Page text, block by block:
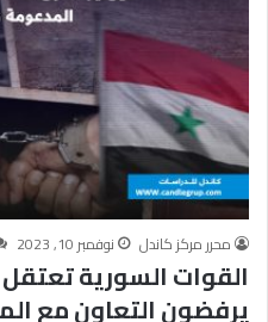
محرر مركز كاندل نوفمبر 10, 2023
القوات السورية
يرفضون التعاون مع